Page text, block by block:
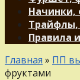
Трайфлы,
Правила
Главная » ПП
фруктами